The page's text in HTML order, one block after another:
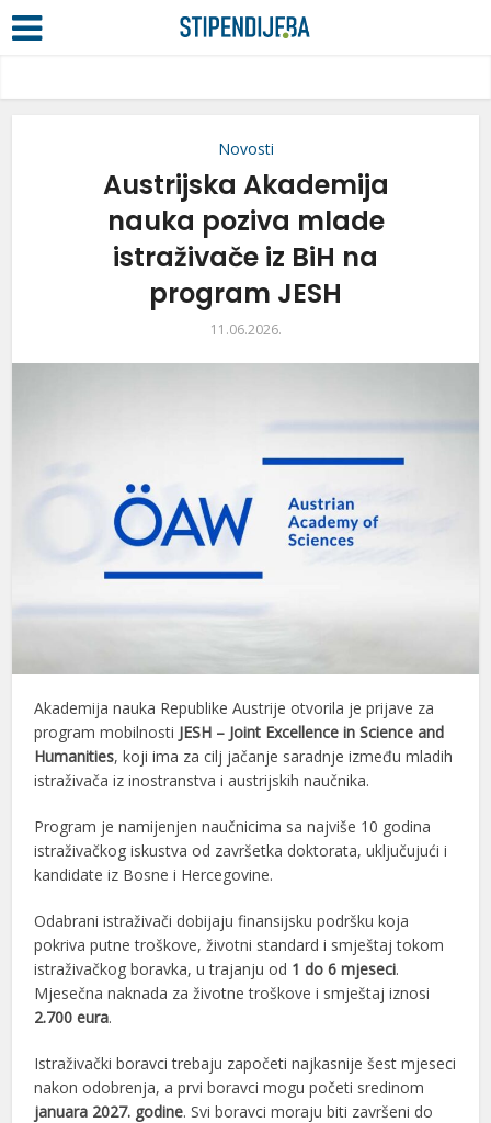
Novosti
Austrijska Akademija
nauka poziva mlade
istraživače iz BiH na
program JESH
11.06.2026.
Akademija nauka Republike Austrije otvorila je prijave za
program mobilnosti JESH – Joint Excellence in Science and
Humanities, koji ima za cilj jačanje saradnje između mladih
istraživača iz inostranstva i austrijskih naučnika.
Program je namijenjen naučnicima sa najviše 10 godina
istraživačkog iskustva od završetka doktorata, uključujući i
kandidate iz Bosne i Hercegovine.
Odabrani istraživači dobijaju finansijsku podršku koja
pokriva putne troškove, životni standard i smještaj tokom
istraživačkog boravka, u trajanju od 1 do 6 mjeseci.
Mjesečna naknada za životne troškove i smještaj iznosi
2.700 eura.
Istraživački boravci trebaju započeti najkasnije šest mjeseci
nakon odobrenja, a prvi boravci mogu početi sredinom
januara 2027. godine. Svi boravci moraju biti završeni do